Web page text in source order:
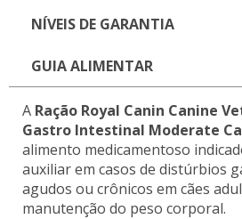
NÍVEIS DE GARANTIA
GUIA ALIMENTAR
A Ração Royal Canin Canine
Gastro Intestinal Moderate
alimento medicamentoso
auxiliar em casos de distúrbios
agudos ou crônicos em cães
manutenção do peso corporal.